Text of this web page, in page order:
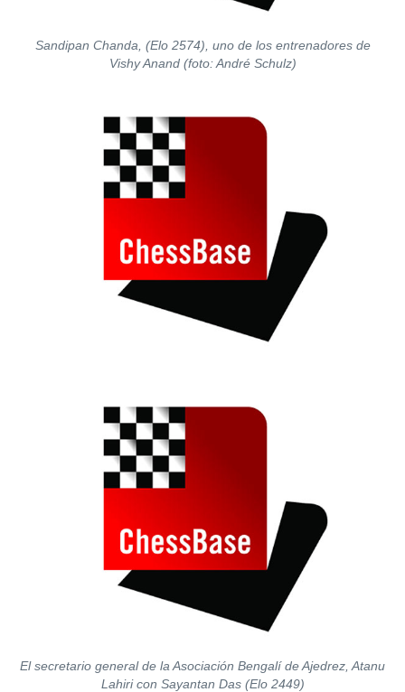
Sandipan Chanda, (Elo 2574), uno de los entrenadores de
Vishy Anand (foto: André Schulz)
El secretario general de la Asociación Bengalí de Ajedrez, Atanu
Lahiri con Sayantan Das (Elo 2449)